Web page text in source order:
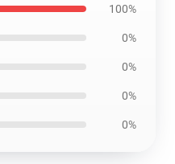
100%
0%
0%
0%
0%